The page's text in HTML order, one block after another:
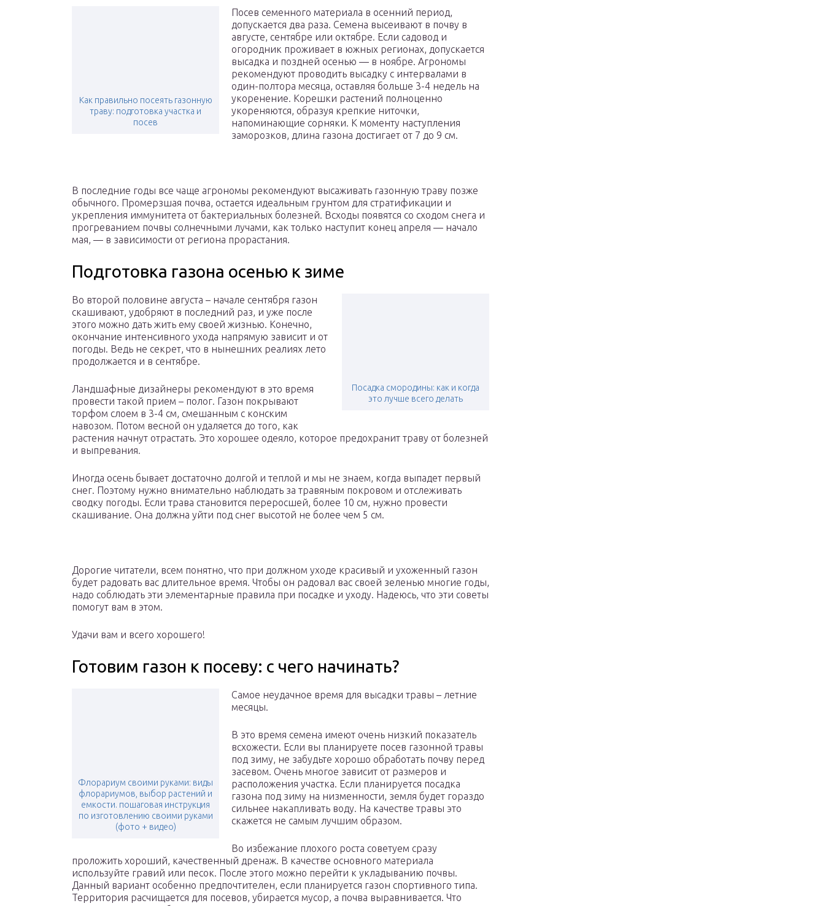
Как правильно посеять газонную
траву: подготовка участка и
посев
Посев семенного материала в осенний период,
допускается два раза. Семена высеивают в почву в
августе, сентябре или октябре. Если садовод и
огородник проживает в южных регионах, допускается
высадка и поздней осенью — в ноябре. Агрономы
рекомендуют проводить высадку с интервалами в
один-полтора месяца, оставляя больше 3-4 недель на
укоренение. Корешки растений полноценно
укореняются, образуя крепкие ниточки,
напоминающие сорняки. К моменту наступления
заморозков, длина газона достигает от 7 до 9 см.
В последние годы все чаще агрономы рекомендуют высаживать газонную траву позже
обычного. Промерзшая почва, остается идеальным грунтом для стратификации и
укрепления иммунитета от бактериальных болезней. Всходы появятся со сходом снега и
прогреванием почвы солнечными лучами, как только наступит конец апреля — начало
мая, — в зависимости от региона прорастания.
Подготовка газона осенью к зиме
Посадка смородины: как и когда
это лучше всего делать
Во второй половине августа – начале сентября газон
скашивают, удобряют в последний раз, и уже после
этого можно дать жить ему своей жизнью. Конечно,
окончание интенсивного ухода напрямую зависит и от
погоды. Ведь не секрет, что в нынешних реалиях лето
продолжается и в сентябре.
Ландшафные дизайнеры рекомендуют в это время
провести такой прием – полог. Газон покрывают
торфом слоем в 3-4 см, смешанным с конским
навозом. Потом весной он удаляется до того, как
растения начнут отрастать. Это хорошее одеяло, которое предохранит траву от болезней
и выпревания.
Иногда осень бывает достаточно долгой и теплой и мы не знаем, когда выпадет первый
снег. Поэтому нужно внимательно наблюдать за травяным покровом и отслеживать
сводку погоды. Если трава становится переросшей, более 10 см, нужно провести
скашивание. Она должна уйти под снег высотой не более чем 5 см.
Дорогие читатели, всем понятно, что при должном уходе красивый и ухоженный газон
будет радовать вас длительное время. Чтобы он радовал вас своей зеленью многие годы,
надо соблюдать эти элементарные правила при посадке и уходу. Надеюсь, что эти советы
помогут вам в этом.
Удачи вам и всего хорошего!
Готовим газон к посеву: с чего начинать?
Флорариум своими руками: виды
флорариумов, выбор растений и
емкости. пошаговая инструкция
по изготовлению своими руками
(фото + видео)
Самое неудачное время для высадки травы – летние
месяцы.
В это время семена имеют очень низкий показатель
всхожести. Если вы планируете посев газонной травы
под зиму, не забудьте хорошо обработать почву перед
засевом. Очень многое зависит от размеров и
расположения участка. Если планируется посадка
газона под зиму на низменности, земля будет гораздо
сильнее накапливать воду. На качестве травы это
скажется не самым лучшим образом.
Во избежание плохого роста советуем сразу
проложить хороший, качественный дренаж. В качестве основного материала
используйте гравий или песок. После этого можно перейти к укладыванию почвы.
Данный вариант особенно предпочтителен, если планируется газон спортивного типа.
Территория расчищается для посевов, убирается мусор, а почва выравнивается. Что